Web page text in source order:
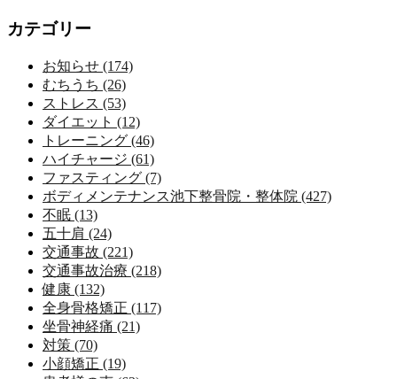
カテゴリー
お知らせ (174)
むちうち (26)
ストレス (53)
ダイエット (12)
トレーニング (46)
ハイチャージ (61)
ファスティング (7)
ボディメンテナンス池下整骨院・整体院 (427)
不眠 (13)
五十肩 (24)
交通事故 (221)
交通事故治療 (218)
健康 (132)
全身骨格矯正 (117)
坐骨神経痛 (21)
対策 (70)
小顔矯正 (19)